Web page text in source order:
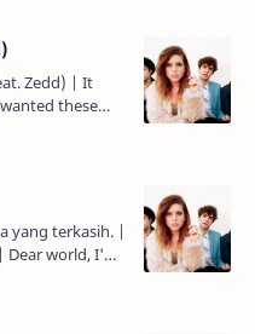
Zedd) | It
these
dongeng te…
terkasih. |
…